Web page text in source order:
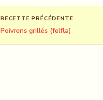
RECETTE PRÉCÉDENTE
Poivrons grillés (felfla)